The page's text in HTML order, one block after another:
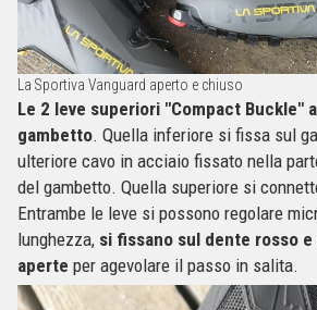
La Sportiva Vanguard aperto e chiuso
Le 2 leve superiori "Compact Buckle"
gambetto. Quella inferiore si fissa sul
ulteriore cavo in acciaio fissato nella
del gambetto. Quella superiore si
Entrambe le leve si possono regolare
lunghezza, si fissano sul dente rosso
aperte per agevolare il passo in salita.